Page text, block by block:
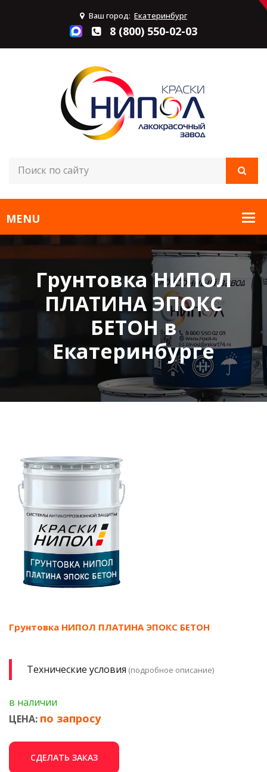
Ваш город: Екатеринбург
8 (800) 550-02-03
Грунтовка НИПОЛ
ПЛАТИНА ЭПОКС
БЕТОН в
Екатеринбурге
Грунтовка НИПОЛ ПЛАТИНА ЭПОКС БЕТОН
Технические условия (подробное описание)
в наличии
ЦЕНА: по запросу
СДЕЛАТЬ ЗАКАЗ